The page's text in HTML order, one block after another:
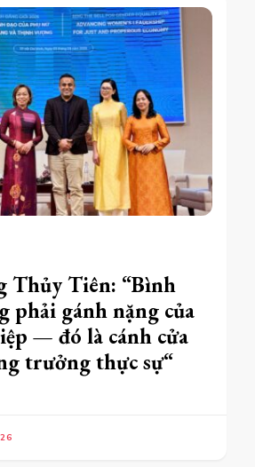
Thủy Tiên: “Bình
phải gánh nặng của
— đó là cánh cửa
trưởng thực sự“